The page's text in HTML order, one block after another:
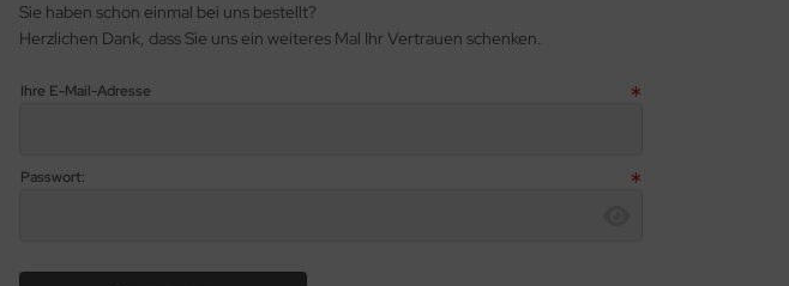
Sie haben schon einmal bei uns bestellt?
Herzlichen Dank, dass Sie uns ein weiteres Mal Ihr Vertrauen schenken.
Ihre E-Mail-Adresse
Passwort: